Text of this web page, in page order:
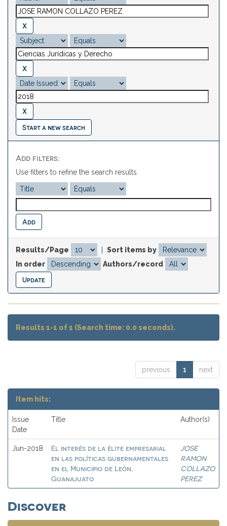
Start a new search
Add filters:
Use filters to refine the search results.
Results/Page
Sort items by
In order
Authors/record
Results 1-1 of 1 (Search time: 0.0 seconds).
previous 1 next
Item hits:
Issue
Date
Title Author(s)
Jun-2018
El interés de la élite empresarial
en las políticas gubernamentales
en el Municipio de León,
Guanajuato
JOSE
RAMON
COLLAZO
PEREZ
Discover